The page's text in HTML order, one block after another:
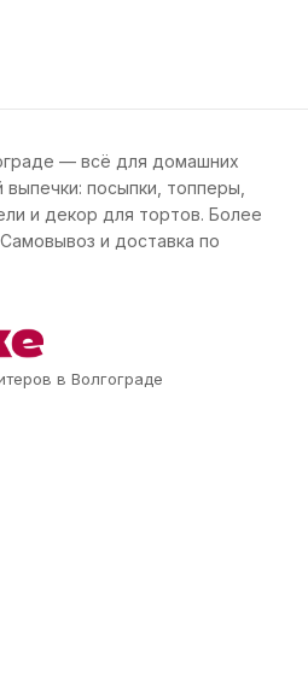
— всё для домашних
посыпки, топперы,
и декор для тортов. Более
и доставка по
в Волгограде